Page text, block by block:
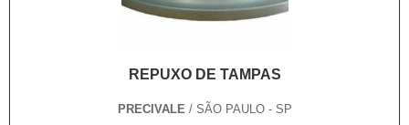
REPUXO DE TAMPAS
PRECIVALE / SÃO PAULO - SP